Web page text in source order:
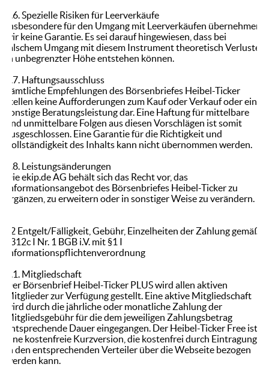
1.6. Spezielle Risiken für Leerverkäufe
Insbesondere für den Umgang mit Leerverkäufen übernehmen
wir keine Garantie. Es sei darauf hingewiesen, dass bei
falschem Umgang mit diesem Instrument theoretisch Verluste
in unbegrenzter Höhe entstehen können.
1.7. Haftungsausschluss
Sämtliche Empfehlungen des Börsenbriefes Heibel-Ticker
stellen keine Aufforderungen zum Kauf oder Verkauf oder eine
sonstige Beratungsleistung dar. Eine Haftung für mittelbare
und unmittelbare Folgen aus diesen Vorschlägen ist somit
ausgeschlossen. Eine Garantie für die Richtigkeit und
Vollständigkeit des Inhalts kann nicht übernommen werden.
1.8. Leistungsänderungen
Die ekip.de AG behält sich das Recht vor, das
Informationsangebot des Börsenbriefes Heibel-Ticker zu
ergänzen, zu erweitern oder in sonstiger Weise zu verändern.
§2 Entgelt/Fälligkeit, Gebühr, Einzelheiten der Zahlung gemäß
§312c I Nr. 1 BGB i.V. mit §1 I
Informationspflichtenverordnung
2.1. Mitgliedschaft
Der Börsenbrief Heibel-Ticker PLUS wird allen aktiven
Mitglieder zur Verfügung gestellt. Eine aktive Mitgliedschaft
wird durch die jährliche oder monatliche Zahlung der
Mitgliedsgebühr für die dem jeweiligen Zahlungsbetrag
entsprechende Dauer eingegangen. Der Heibel-Ticker Free ist
eine kostenfreie Kurzversion, die kostenfrei durch Eintragung
in den entsprechenden Verteiler über die Webseite bezogen
werden kann.